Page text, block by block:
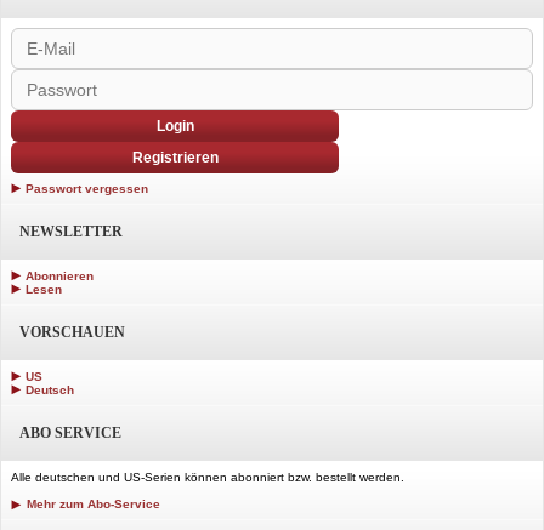
Login
Registrieren
Passwort vergessen
NEWSLETTER
Abonnieren
Lesen
VORSCHAUEN
US
Deutsch
ABO SERVICE
Alle deutschen und US-Serien können abonniert bzw. bestellt werden.
Mehr zum Abo-Service